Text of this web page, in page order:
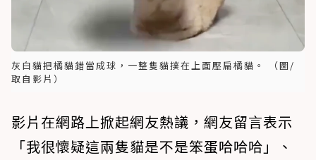
灰白貓把橘貓錯當成球，一整隻貓撲在上面壓扁橘貓。 （圖/
取自影片）
影片在網路上掀起網友熱議，網友留言表示
「我很懷疑這兩隻貓是不是笨蛋哈哈哈」、